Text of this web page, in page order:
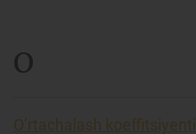
O
O’rtachalash koeffitsiyenti